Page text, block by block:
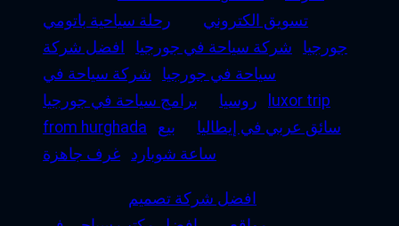
تسويق الكتروني
رحلة سياحية باتومي
جورجيا
شركة سياحة في جورجيا
افضل شركة
سياحة في جورجيا
شركة سياحة في
روسيا
برامج سياحة في جورجيا
luxor trip
from hurghada
سائق عربي في إيطاليا
بيع
ساعة شوبارد
غرف جاهزة
افضل شركة تصميم